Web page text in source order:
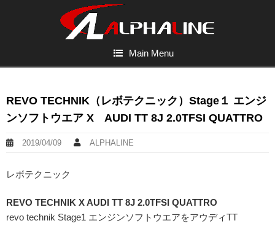
Main Menu
REVO TECHNIK（レボテクニック）Stage１ エンジ
ンソフトウエア X AUDI TT 8J 2.0TFSI QUATTRO
2019/04/09 ALPHALINE
レボテクニック
REVO TECHNIK X AUDI TT 8J 2.0TFSI QUATTRO
revo technik Stage1 エンジンソフトウエアをアウディTT